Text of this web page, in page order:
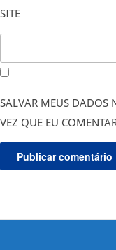
SITE
SALVAR MEUS DADOS
VEZ QUE EU